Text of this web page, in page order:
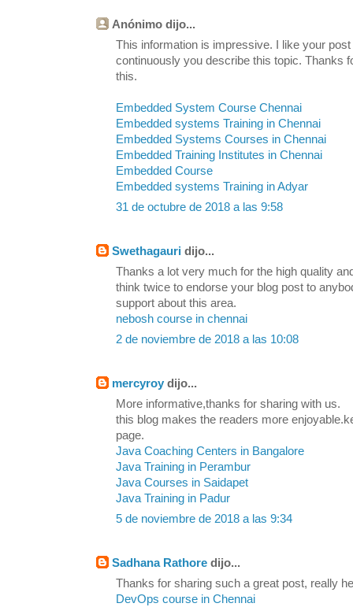
Anónimo dijo...
This information is impressive. I like your
continuously you describe this topic. Thanks
this.
Embedded System Course Chennai
Embedded systems Training in Chennai
Embedded Systems Courses in Chennai
Embedded Training Institutes in Chennai
Embedded Course
Embedded systems Training in Adyar
31 de octubre de 2018 a las 9:58
Swethagauri dijo...
Thanks a lot very much for the high quality
think twice to endorse your blog post to
support about this area.
nebosh course in chennai
2 de noviembre de 2018 a las 10:08
mercyroy dijo...
More informative,thanks for sharing with us.
this blog makes the readers more
page.
Java Coaching Centers in Bangalore
Java Training in Perambur
Java Courses in Saidapet
Java Training in Padur
5 de noviembre de 2018 a las 9:34
Sadhana Rathore dijo...
Thanks for sharing such a great post, really
DevOps course in Chennai